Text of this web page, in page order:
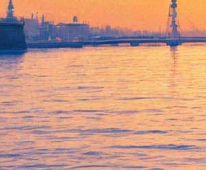
культуры РФ, Владимир
визита в освобожденную при помощи
сил Пальмиру заявил о готовности
экспедицию для восстановления
памятников. Участниками
археологи, музейные работники и
экстренные меры по возрождению
«а самое главное – разработают
Пальмиры, разработают план, что
что – во вторую, как и какими
культуры Российской Федерации.